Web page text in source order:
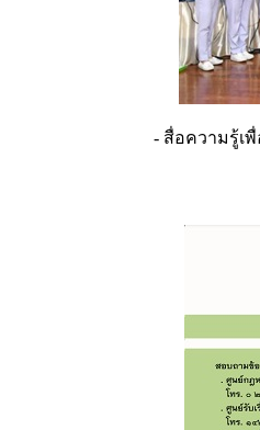
- สื่อความรู้เ